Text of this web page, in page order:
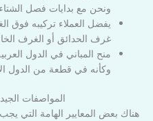
ونحن مع بدايات فصل
يفضل العملاء تركيبه فوق
غرف الحدائق أو الغرف
منح المباني في الدول
وكأنه في قطعة من الدول
المواصفات
هناك بعض المعايير الهامة التي